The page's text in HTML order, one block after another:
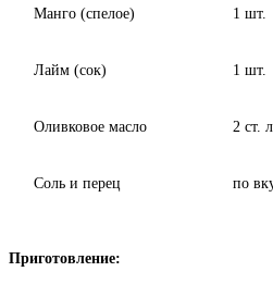
Манго (спелое) 1 шт.
Лайм (сок) 1 шт.
Оливковое масло 2 ст.
Соль и перец по
Приготовление: